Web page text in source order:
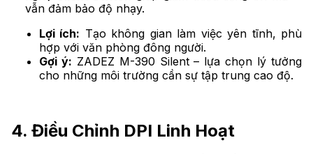
vẫn đảm bảo độ nhạy.
Lợi ích: Tạo không gian làm việc yên tĩnh, phù
hợp với văn phòng đông người.
Gợi ý: ZADEZ M-390 Silent – lựa chọn lý tưởng
cho những môi trường cần sự tập trung cao độ.
4. Điều Chỉnh DPI Linh Hoạt